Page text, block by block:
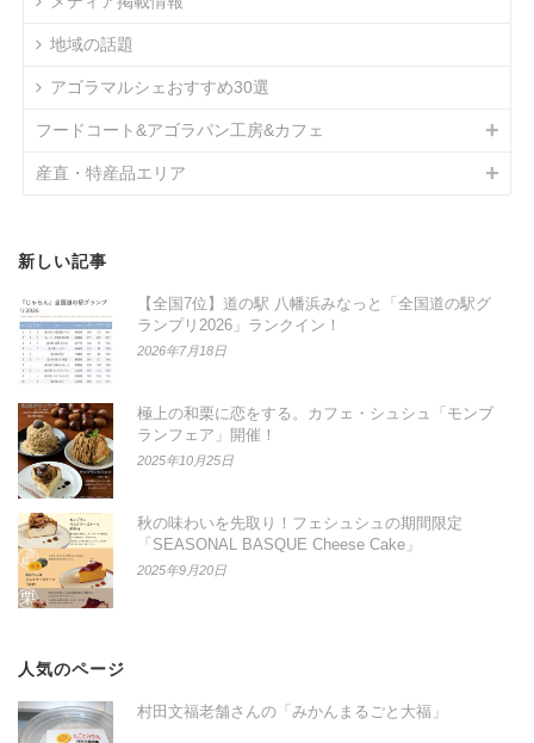
地域の話題
アゴラマルシェおすすめ30選
フードコート&アゴラパン工房&カフェ
産直・特産品エリア
新しい記事
【全国7位】道の駅 八幡浜みなっと「全国道の駅グ
ランプリ2026」ランクイン！
2026年7月18日
極上の和栗に恋をする。カフェ・シュシュ「モンブ
ランフェア」開催！
2025年10月25日
秋の味わいを先取り！フェシュシュの期間限定
「SEASONAL BASQUE Cheese Cake」
2025年9月20日
人気のページ
村田文福老舗さんの「みかんまるごと大福」